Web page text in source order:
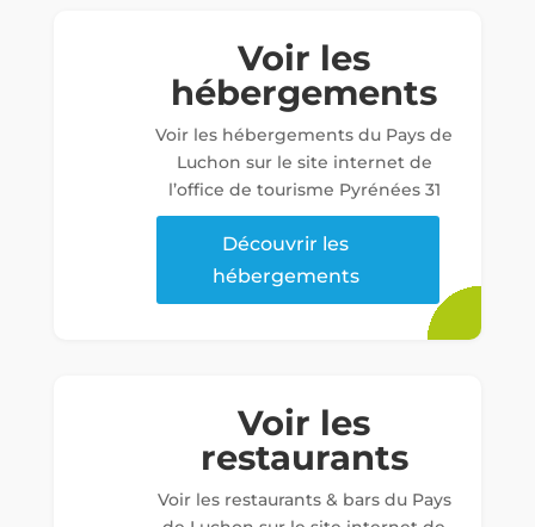
Voir les
hébergements
Voir les hébergements du Pays de
Luchon sur le site internet de
l’office de tourisme Pyrénées 31
Découvrir les
hébergements
Voir les
restaurants
Voir les restaurants & bars du Pays